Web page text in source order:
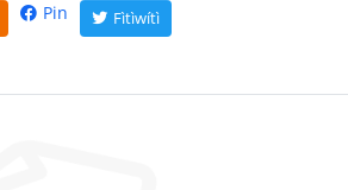
Pin Fìtìwítì